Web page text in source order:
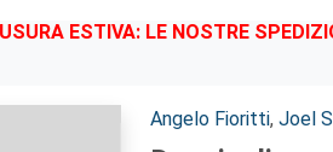
ESTIVA: LE NOSTRE
Autori:
Angelo Fioritti, Joel